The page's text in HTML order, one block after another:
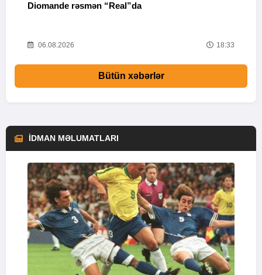
Diomande rəsmən “Real”da
06.08.2026 18:33
Bütün xəbərlər
İDMAN MƏLUMATLARI